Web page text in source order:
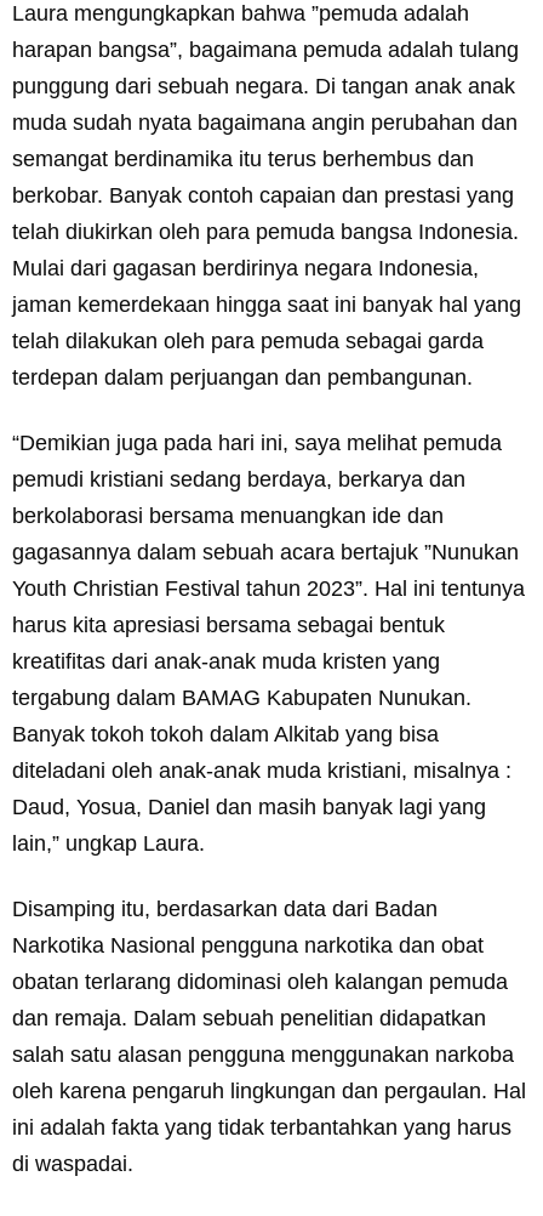
Laura mengungkapkan bahwa ”pemuda adalah
harapan bangsa”, bagaimana pemuda adalah tulang
punggung dari sebuah negara. Di tangan anak anak
muda sudah nyata bagaimana angin perubahan dan
semangat berdinamika itu terus berhembus dan
berkobar. Banyak contoh capaian dan prestasi yang
telah diukirkan oleh para pemuda bangsa Indonesia.
Mulai dari gagasan berdirinya negara Indonesia,
jaman kemerdekaan hingga saat ini banyak hal yang
telah dilakukan oleh para pemuda sebagai garda
terdepan dalam perjuangan dan pembangunan.
“Demikian juga pada hari ini, saya melihat pemuda
pemudi kristiani sedang berdaya, berkarya dan
berkolaborasi bersama menuangkan ide dan
gagasannya dalam sebuah acara bertajuk ”Nunukan
Youth Christian Festival tahun 2023”. Hal ini tentunya
harus kita apresiasi bersama sebagai bentuk
kreatifitas dari anak-anak muda kristen yang
tergabung dalam BAMAG Kabupaten Nunukan.
Banyak tokoh tokoh dalam Alkitab yang bisa
diteladani oleh anak-anak muda kristiani, misalnya :
Daud, Yosua, Daniel dan masih banyak lagi yang
lain,” ungkap Laura.
Disamping itu, berdasarkan data dari Badan
Narkotika Nasional pengguna narkotika dan obat
obatan terlarang didominasi oleh kalangan pemuda
dan remaja. Dalam sebuah penelitian didapatkan
salah satu alasan pengguna menggunakan narkoba
oleh karena pengaruh lingkungan dan pergaulan. Hal
ini adalah fakta yang tidak terbantahkan yang harus
di waspadai.